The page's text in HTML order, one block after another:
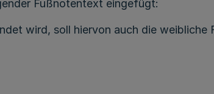
Fußnotentext eingefügt:
wird, soll hiervon auch die weibliche